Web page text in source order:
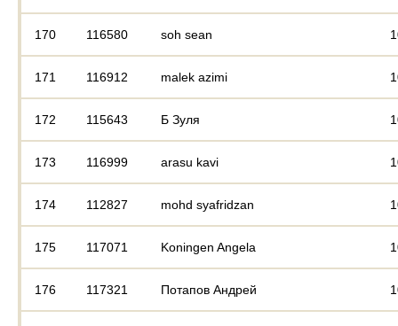
170 116580 soh sean
171 116912 malek azimi
172 115643 Б Зуля
173 116999 arasu kavi
174 112827 mohd syafridzan
175 117071 Koningen Angela
176 117321 Потапов Андрей